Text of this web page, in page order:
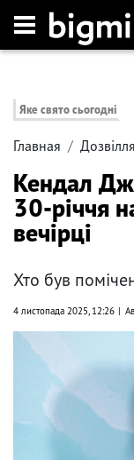
Яке свято сьогодні
Главная Дозвілля
Кендал
30-річчя
вечірці
Хто був
4 листопада 2025, 12:26